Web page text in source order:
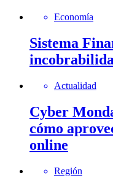
Economía
Sistema
Actualidad
Cyber
cómo
online
Región